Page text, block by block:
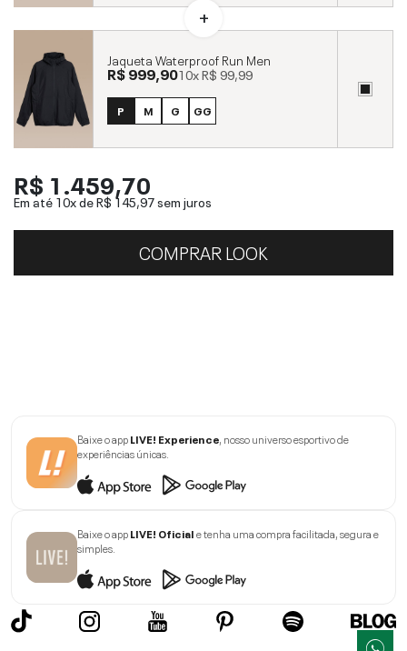
Jaqueta Waterproof Run Men
R$ 999,9010xR$ 99,99
P M G GG
R$ 1.459,70
Em até 10x deR$ 145,97sem juros
COMPRAR LOOK
Baixe o appLIVE! Experience, nosso universo esportivo de
experiências únicas.
Baixe o appLIVE! Oficiale tenha uma compra facilitada, segura e
simples.